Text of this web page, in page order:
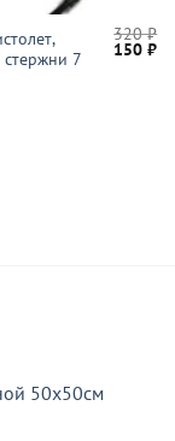
7
320₽
150₽
50x50см